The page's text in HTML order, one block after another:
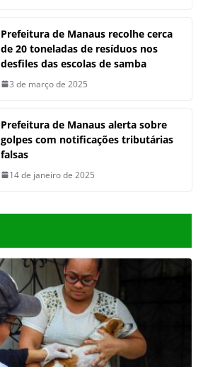
Prefeitura de Manaus recolhe cerca
de 20 toneladas de resíduos nos
desfiles das escolas de samba
3 de março de 2025
Prefeitura de Manaus alerta sobre
golpes com notificações tributárias
falsas
14 de janeiro de 2025